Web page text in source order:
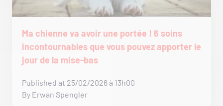
Ma chienne va avoir une portée ! 6 soins
incontournables que vous pouvez apporter le
jour de la mise-bas
Published at 25/02/2026 à 13h00
By Erwan Spengler